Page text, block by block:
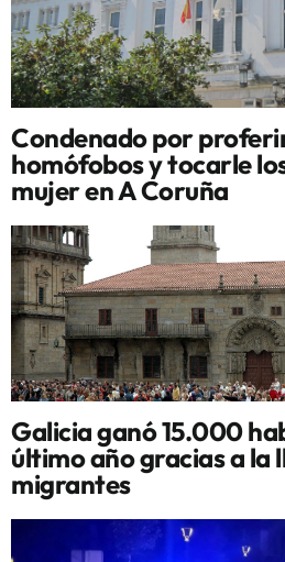
Condenado por
homófobos y tocarle
mujer en A Coruña
Galicia ganó 15.000
último año gracias a la
migrantes